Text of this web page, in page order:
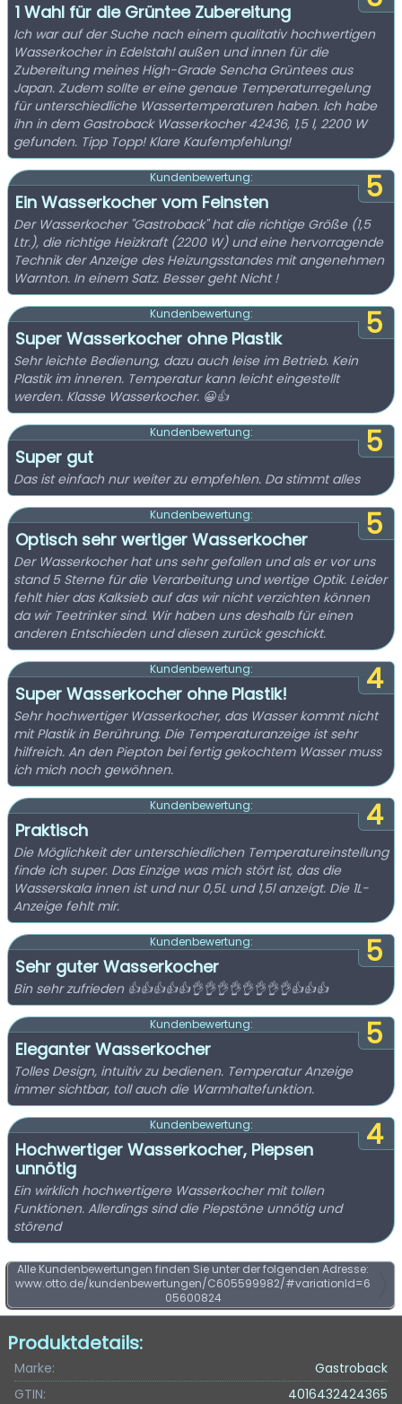
1 Wahl für die Grüntee Zubereitung
Ich war auf der Suche nach einem qualitativ hochwertigen
Wasserkocher in Edelstahl außen und innen für die
Zubereitung meines High-Grade Sencha Grüntees aus
Japan. Zudem sollte er eine genaue Temperaturregelung
für unterschiedliche Wassertemperaturen haben. Ich habe
ihn in dem Gastroback Wasserkocher 42436, 1,5 l, 2200 W
gefunden. Tipp Topp! Klare Kaufempfehlung!
5
Kundenbewertung:
Ein Wasserkocher vom Feinsten
Der Wasserkocher "Gastroback" hat die richtige Größe (1,5
Ltr.), die richtige Heizkraft (2200 W) und eine hervorragende
Technik der Anzeige des Heizungsstandes mit angenehmen
Warnton. In einem Satz. Besser geht Nicht !
5
Kundenbewertung:
Super Wasserkocher ohne Plastik
Sehr leichte Bedienung, dazu auch leise im Betrieb. Kein
Plastik im inneren. Temperatur kann leicht eingestellt
werden. Klasse Wasserkocher. 😀👍
5
Kundenbewertung:
Super gut
Das ist einfach nur weiter zu empfehlen. Da stimmt alles
5
Kundenbewertung:
Optisch sehr wertiger Wasserkocher
Der Wasserkocher hat uns sehr gefallen und als er vor uns
stand 5 Sterne für die Verarbeitung und wertige Optik. Leider
fehlt hier das Kalksieb auf das wir nicht verzichten können
da wir Teetrinker sind. Wir haben uns deshalb für einen
anderen Entschieden und diesen zurück geschickt.
4
Kundenbewertung:
Super Wasserkocher ohne Plastik!
Sehr hochwertiger Wasserkocher, das Wasser kommt nicht
mit Plastik in Berührung. Die Temperaturanzeige ist sehr
hilfreich. An den Piepton bei fertig gekochtem Wasser muss
ich mich noch gewöhnen.
4
Kundenbewertung:
Praktisch
Die Möglichkeit der unterschiedlichen Temperatureinstellung
finde ich super. Das Einzige was mich stört ist, das die
Wasserskala innen ist und nur 0,5L und 1,5l anzeigt. Die 1L-
Anzeige fehlt mir.
5
Kundenbewertung:
Sehr guter Wasserkocher
Bin sehr zufrieden 👍👍👍👍👍👌👌👌👌👌👌👌👌👍👍👍
5
Kundenbewertung:
Eleganter Wasserkocher
Tolles Design, intuitiv zu bedienen. Temperatur Anzeige
immer sichtbar, toll auch die Warmhaltefunktion.
4
Kundenbewertung:
Hochwertiger Wasserkocher, Piepsen
unnötig
Ein wirklich hochwertigere Wasserkocher mit tollen
Funktionen. Allerdings sind die Piepstöne unnötig und
störend
Alle Kundenbewertungen finden Sie unter der folgenden Adresse:
www.otto.de/kundenbewertungen/C605599982/#variationId=6
05600824
Produktdetails:
Marke:
Gastroback
GTIN:
4016432424365